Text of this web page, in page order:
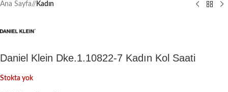
Ana Sayfa/ Kadın
Daniel Klein Dke.1.10822-7 Kadın Kol Saati
Stokta yok